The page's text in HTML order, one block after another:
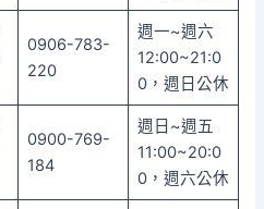
0906-783-
220
週一~週六
12:00~21:0
0，週日公休
0900-769-
184
週日~週五
11:00~20:0
0，週六公休